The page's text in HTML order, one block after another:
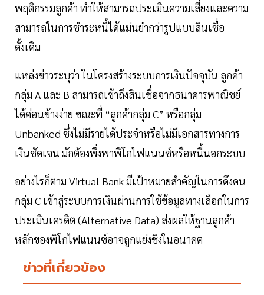
พฤติกรรมลูกค้า ทำให้สามารถประเมินความเสี่ยงและความ
สามารถในการชำระหนี้ได้แม่นยำกว่ารูปแบบสินเชื่อ
ดั้งเดิม
แหล่งข่าวระบุว่า ในโครงสร้างระบบการเงินปัจจุบัน ลูกค้า
กลุ่ม A และ B สามารถเข้าถึงสินเชื่อจากธนาคารพาณิชย์
ได้ค่อนข้างง่าย ขณะที่ “ลูกค้ากลุ่ม C” หรือกลุ่ม
Unbanked ซึ่งไม่มีรายได้ประจำหรือไม่มีเอกสารทางการ
เงินชัดเจน มักต้องพึ่งพาพิโกไฟแนนซ์หรือหนี้นอกระบบ
อย่างไรก็ตาม Virtual Bank มีเป้าหมายสำคัญในการดึงคน
กลุ่ม C เข้าสู่ระบบการเงินผ่านการใช้ข้อมูลทางเลือกในการ
ประเมินเครดิต (Alternative Data) ส่งผลให้ฐานลูกค้า
หลักของพิโกไฟแนนซ์อาจถูกแย่งชิงในอนาคต
ข่าวที่เกี่ยวข้อง